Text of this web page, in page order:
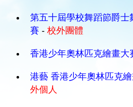
第五十屆學校舞蹈節爵士
賽 - 校外團體
香港少年奧林匹克繪畫大
港藝 香港少年奧林匹克
外個人